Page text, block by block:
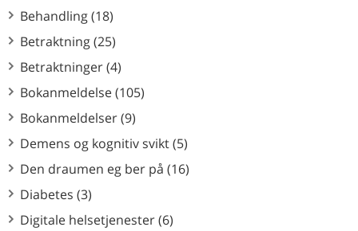
Behandling (18)
Betraktning (25)
Betraktninger (4)
Bokanmeldelse (105)
Bokanmeldelser (9)
Demens og kognitiv svikt (5)
Den draumen eg ber på (16)
Diabetes (3)
Digitale helsetjenester (6)